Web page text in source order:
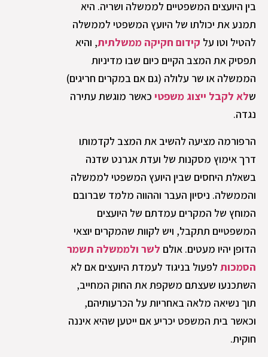
בין היועצים המשפטיים לממשלה ושריה. היא
תמנע את יכולתו של היועץ המשפטי לממשלה
להטיל וטו על קידום חקיקה ממשלתית, והיא
תפסיק את המצב הקיים כיום שבו מדיניות
הממשלה או שר עלולה (גם אם במקרים חריגים)
שלא לקבל ייצוג משפטי כאשר מוגשת עתירה
נגדה.
הרפורמה מציעה להשיב את המצב לקדמותו
דרך אימוץ מסקנות של ועדת אגרנט שדנה
בשאלת היחסים שבין היועץ המשפטי לממשלה
והממשלה. ניסיון העבר וההווה מלמד שברובם
המוחץ של המקרים עמדתם של היועצים
המשפטיים תתקבל, ויש לקוות שהמקרים יוצאי
הדופן יהיו מעטים. אולם לשר ולממשלה תשמר
הסמכות לפעול בניגוד לעמדת היועצים אם לא
השתכנעו שעצתם משקפת את החוק המחייב,
תוך נשיאה מלאה באחריות על הכרעותיהם,
וכאשר בית המשפט יכריע אם ייטען שהיא איננה
חוקית.